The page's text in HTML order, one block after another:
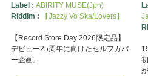
Label : ABIRITY MUSE(Jpn)
Riddim :
【Jazzy Vo Ska/Lovers】
【Record Store Day 2026限定品】
デビュー25周年に向けたセルフカバ
ー企画。